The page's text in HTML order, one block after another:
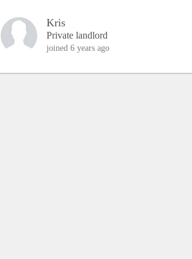
Kris
Private landlord
joined 6 years ago